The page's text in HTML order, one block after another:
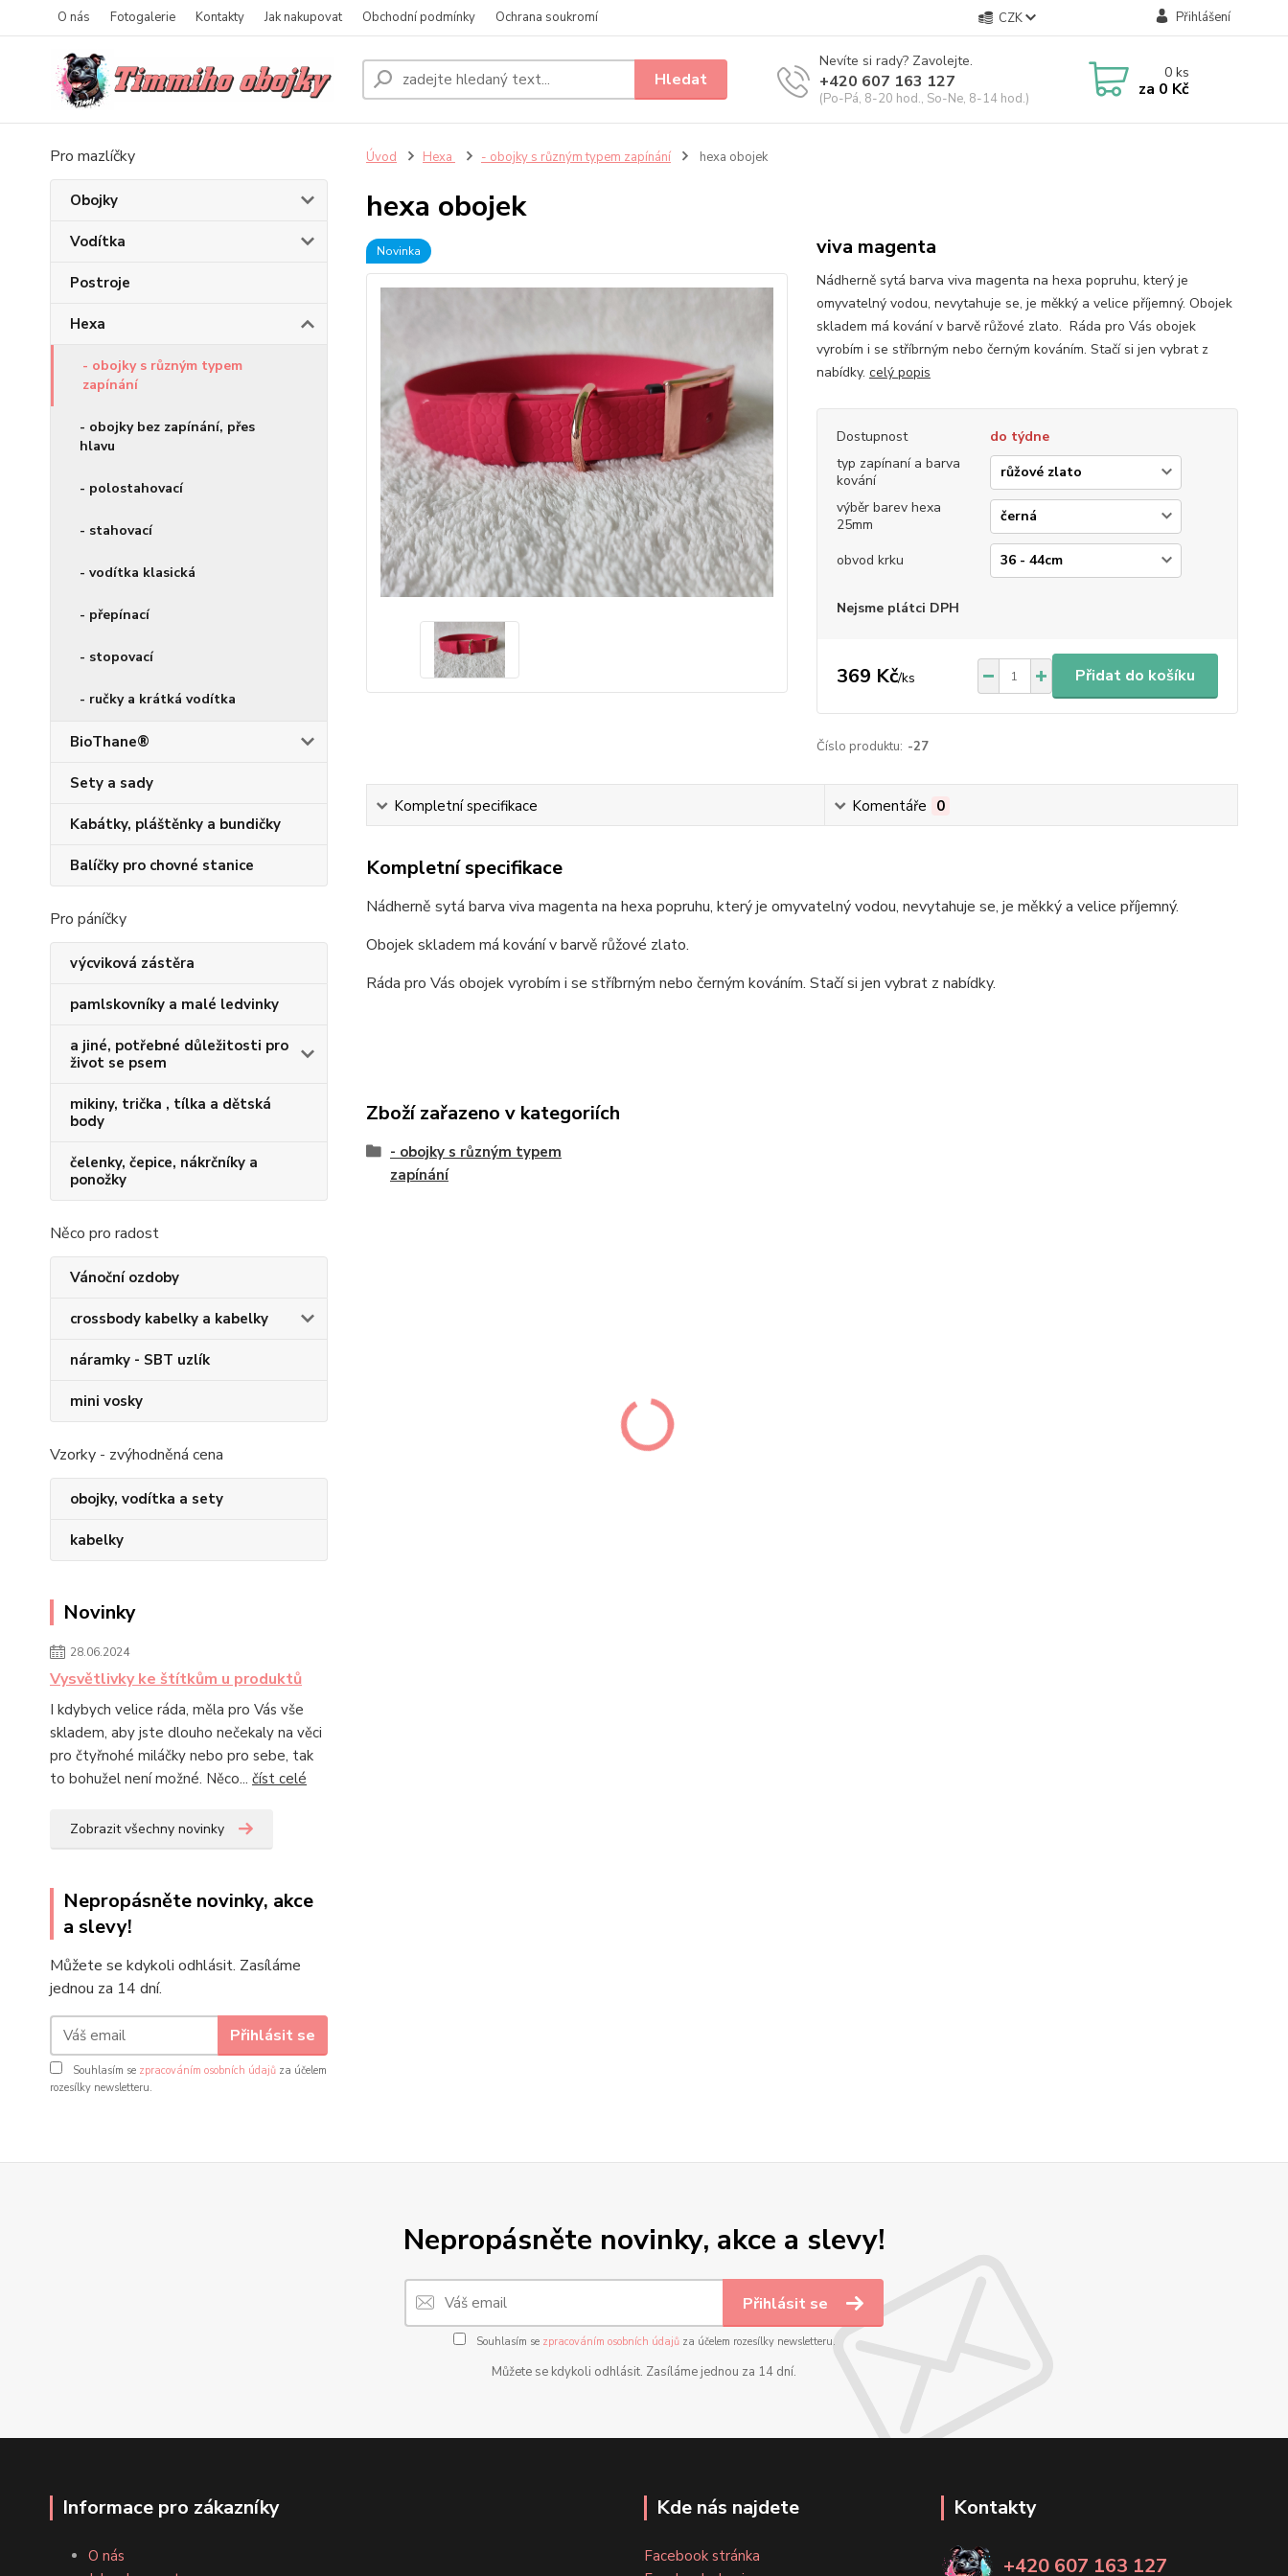
O nás Fotogalerie Kontakty Jak nakupovat Obchodní podmínky Ochrana soukromí CZK Přihlášení
Hledat
Nevíte si rady? Zavolejte.
+420 607 163 127
(Po-Pá, 8-20 hod., So-Ne, 8-14 hod.)
0ks
za 0 Kč
Pro mazlíčky
Obojky
Vodítka
Postroje
Hexa
- obojky s různým typem
zapínání
- obojky bez zapínání, přes
hlavu
- polostahovací
- stahovací
- vodítka klasická
- přepínací
- stopovací
- ručky a krátká vodítka
BioThane®
Sety a sady
Kabátky, pláštěnky a bundičky
Balíčky pro chovné stanice
Pro páníčky
výcviková zástěra
pamlskovníky a malé ledvinky
a jiné, potřebné důležitosti pro
život se psem
mikiny, trička , tílka a dětská
body
čelenky, čepice, nákrčníky a
ponožky
Něco pro radost
Vánoční ozdoby
crossbody kabelky a kabelky
náramky - SBT uzlík
mini vosky
Vzorky - zvýhodněná cena
obojky, vodítka a sety
kabelky
Novinky
28.06.2024
Vysvětlivky ke štítkům u produktů
I kdybych velice ráda, měla pro Vás vše
skladem, aby jste dlouho nečekaly na věci
pro čtyřnohé miláčky nebo pro sebe, tak
to bohužel není možné. Něco... číst celé
Zobrazit všechny novinky
Nepropásněte novinky, akce
a slevy!
Můžete se kdykoli odhlásit. Zasíláme
jednou za 14 dní.
Přihlásit se
Souhlasím se zpracováním osobních údajů za účelem
rozesílky newsletteru.
Úvod Hexa - obojky s různým typem zapínání hexa obojek
hexa obojek
Novinka viva magenta
Nádherně sytá barva viva magenta na hexa popruhu, který je
omyvatelný vodou, nevytahuje se, je měkký a velice příjemný. Obojek
skladem má kování v barvě růžové zlato. Ráda pro Vás obojek
vyrobím i se stříbrným nebo černým kováním. Stačí si jen vybrat z
nabídky. celý popis
Dostupnost
do týdne
typ zapínaní a barva
kování
výběr barev hexa
25mm
obvod krku
Nejsme plátci DPH
369 Kč/ks Přidat do košíku
Číslo produktu: -27
Kompletní specifikace Komentáře 0
Kompletní specifikace
Nádherně sytá barva viva magenta na hexa popruhu, který je omyvatelný vodou, nevytahuje se, je měkký a velice příjemný.
Obojek skladem má kování v barvě růžové zlato.
Ráda pro Vás obojek vyrobím i se stříbrným nebo černým kováním. Stačí si jen vybrat z nabídky.
Zboží zařazeno v kategoriích
- obojky s různým typem
zapínání
Nepropásněte novinky, akce a slevy!
Přihlásit se
Souhlasím se zpracováním osobních údajůza účelem rozesílky newsletteru.
Můžete se kdykoli odhlásit. Zasíláme jednou za 14 dní.
Informace pro zákazníky
O nás
Kde nás najdete
Facebook stránka
Kontakty
+420 607 163 127